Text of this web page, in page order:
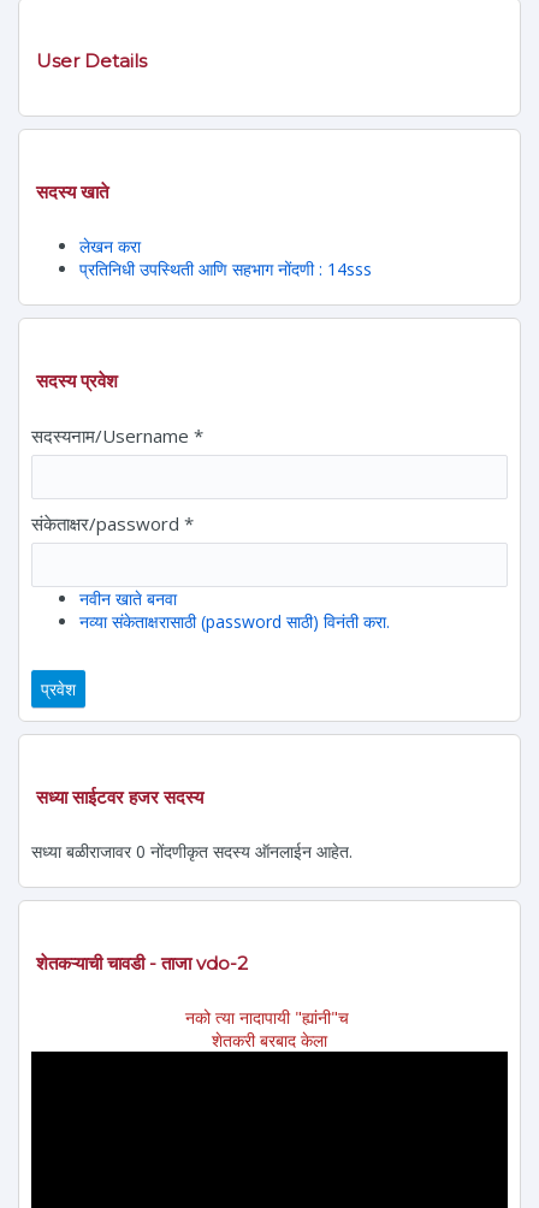
User Details
सदस्य खाते
लेखन करा
प्रतिनिधी उपस्थिती आणि सहभाग नोंदणी : 14sss
सदस्य प्रवेश
सदस्यनाम/Username *
संकेताक्षर/password *
नवीन खाते बनवा
नव्या संकेताक्षरासाठी (password साठी) विनंती करा.
सध्या साईटवर हजर सदस्य
सध्या बळीराजावर 0 नोंदणीकृत सदस्य ऑनलाईन आहेत.
शेतकऱ्याची चावडी - ताजा vdo-2
नको त्या नादापायी "ह्यांनी"च
शेतकरी बरबाद केला